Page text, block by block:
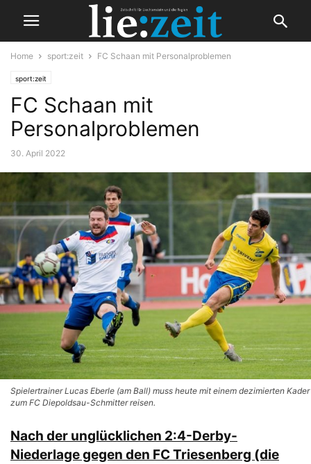
Home sport:zeit FC Schaan mit Personalproblemen
sport:zeit
FC Schaan mit
Personalproblemen
30. April 2022
Spielertrainer Lucas Eberle (am Ball) muss heute mit einem dezimierten Kader
zum FC Diepoldsau-Schmitter reisen.
Nach der unglücklichen 2:4-Derby-
Niederlage gegen den FC Triesenberg (die